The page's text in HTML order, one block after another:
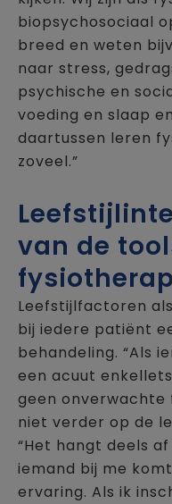
biopsychosociaal
breed en weten
naar stress,
psychische en
voeding en slaap
daartussen leren
zoveel.”
van de
Leefstijlfactoren
bij iedere patiënt
behandeling. “Als
een acuut
geen onverwachte
niet verder op de
“Het hangt deels
iemand bij me
ervaring. Als ik